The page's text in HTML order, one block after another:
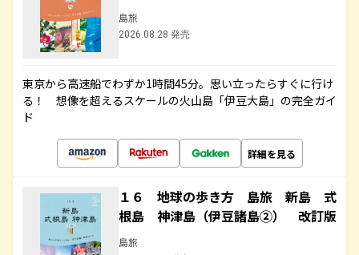
島旅
2026.08.28 発売
東京から高速船でわずか1時間45分。思い立ったらすぐに行け
る！ 想像を超えるスケールの火山島「伊豆大島」の完全ガイ
ド
詳細を見る
１６ 地球の歩き方 島旅 新島 式
根島 神津島（伊豆諸島②） 改訂版
島旅